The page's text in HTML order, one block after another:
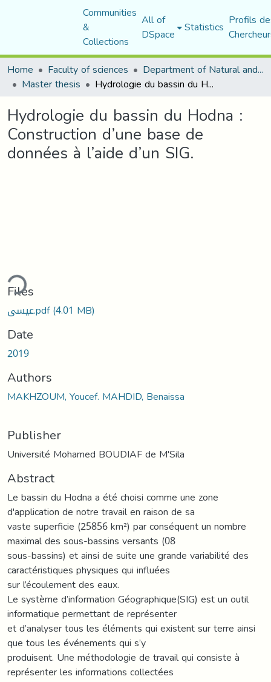
Communities
&
Collections
All of
DSpace Statistics Profils
Home
Faculty of sciences Department of Natural and Life Sciences
Master thesis Hydrologie du bassin du Hodna : Construction d’une base de données à l’aide d’un SIG.
Hydrologie du bassin du Hodna :
Construction d’une base de
données à l’aide d’un SIG.
Files
عيسى.pdf(4.01 MB)
Date
2019
Authors
MAKHZOUM, Youcef. MAHDID, Benaissa
Publisher
Université Mohamed BOUDIAF de M'Sila
Abstract
Le bassin du Hodna a été choisi comme une zone
d'application de notre travail en raison de sa
vaste superficie (25856 km²) par conséquent un nombre
maximal des sous-bassins versants (08
sous-bassins) et ainsi de suite une grande variabilité des
caractéristiques physiques qui influées
sur l’écoulement des eaux.
Le système d’information Géographique(SIG) est un outil
informatique permettant de représenter
et d’analyser tous les éléments qui existent sur terre ainsi
que tous les événements qui s’y
produisent. Une méthodologie de travail qui consiste à
représenter les informations collectées